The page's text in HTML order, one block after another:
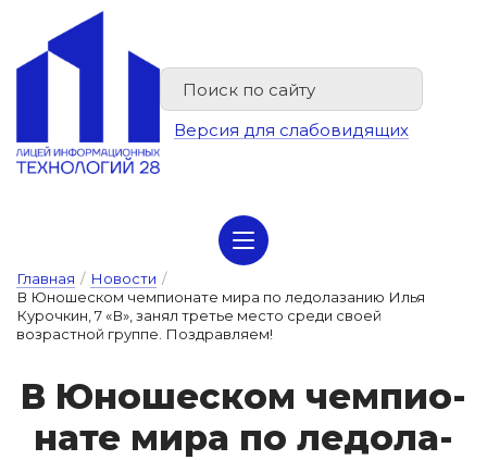
Версия для слабовидящих
Главная / Новости /
В Юношеском чемпионате мира по ледолазанию Илья
Курочкин, 7 «В», занял третье место среди своей
возрастной группе. Поздравляем!
В Ю­но­шес­ком чем­пи­о­
на­те ми­ра по ле­до­ла­